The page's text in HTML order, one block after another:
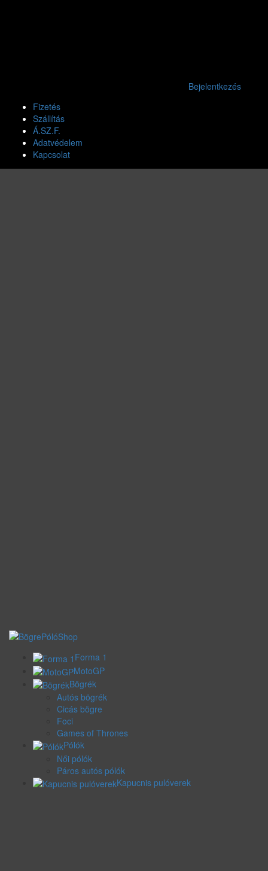
Bejelentkezés
Fizetés
Szállítás
Á.SZ.F.
Adatvédelem
Kapcsolat
Forma 1
MotoGP
Bögrék
Autós bögrék
Cicás bögre
Foci
Games of Thrones
Pólók
Női pólók
Páros autós pólók
Kapucnis pulóverek